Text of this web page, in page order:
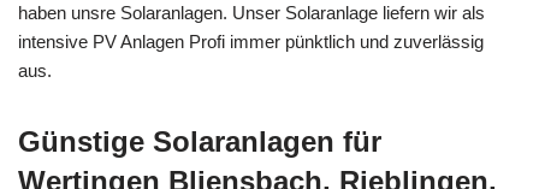
haben unsre Solaranlagen. Unser Solaranlage liefern wir als
intensive PV Anlagen Profi immer pünktlich und zuverlässig
aus.
Günstige Solaranlagen für
Wertingen Bliensbach, Rieblingen,